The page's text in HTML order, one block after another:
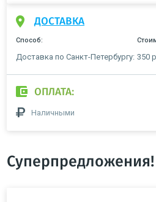
ДОСТАВКА
Способ:
Доставка по Санкт-Петербургу: 350
ОПЛАТА:
Наличными
Суперпредложения!